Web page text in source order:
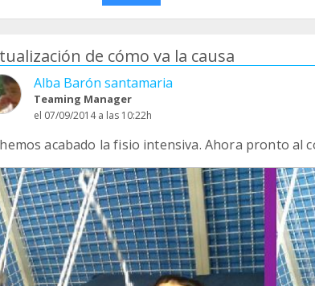
de cómo va la causa
Alba Barón santamaria
Teaming Manager
el 07/09/2014 a las 10:22h
acabado la fisio intensiva. Ahora pronto al